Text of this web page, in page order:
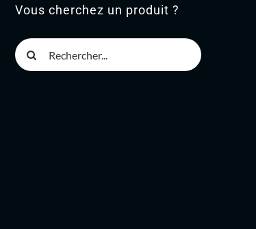
Vous cherchez un produit ?
Rechercher